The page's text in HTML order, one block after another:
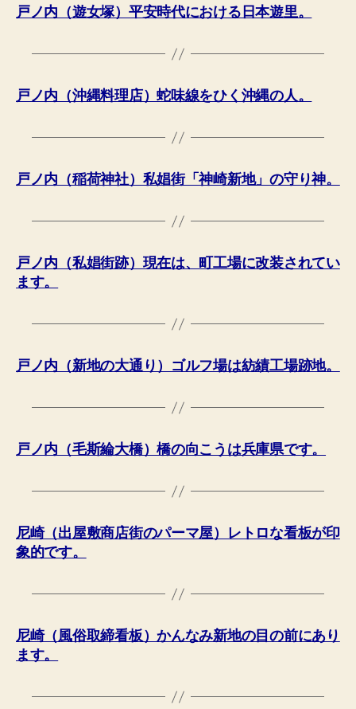
戸ノ内（遊女塚）平安時代における日本遊里。
戸ノ内（沖縄料理店）蛇味線をひく沖縄の人。
戸ノ内（稲荷神社）私娼街「神崎新地」の守り神。
戸ノ内（私娼街跡）現在は、町工場に改装されてい
ます。
戸ノ内（新地の大通り）ゴルフ場は紡績工場跡地。
戸ノ内（毛斯綸大橋）橋の向こうは兵庫県です。
尼崎（出屋敷商店街のパーマ屋）レトロな看板が印
象的です。
尼崎（風俗取締看板）かんなみ新地の目の前にあり
ます。